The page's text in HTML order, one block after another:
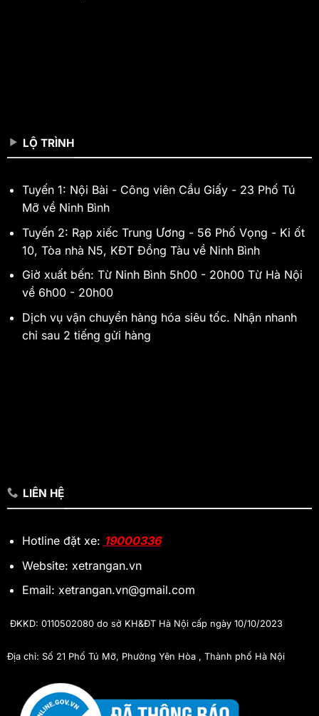
LỘ TRÌNH
Tuyến 1: Nội Bài - Công viên Cầu Giấy - 23 Phố Tú
Mỡ về Ninh Bình
Tuyến 2: Rạp xiếc Trung Ương - 56 Phố Vọng - Ki ốt
10, Tòa nhà N5, KĐT Đồng Tàu về Ninh Bình
Giờ xuất bến: Từ Ninh Bình 5h00 - 20h00 Từ Hà Nội
về 6h00 - 20h00
Dịch vụ vận chuyển hàng hóa siêu tốc. Nhận nhanh
chỉ sau 2 tiếng gửi hàng
LIÊN HỆ
Hotline đặt xe: 19000336
Website: xetrangan.vn
Email: xetrangan.vn@gmail.com
ĐKKD: 0110502080 do sở KH&ĐT Hà Nội cấp ngày 10/10/2023
Địa chỉ: Số 21 Phố Tú Mỡ, Phường Yên Hòa , Thành phố Hà Nội